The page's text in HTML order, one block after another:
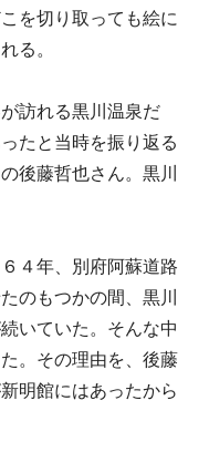
を切り取っても絵に
る。
訪れる黒川温泉だ
たと当時を振り返る
後藤哲也さん。黒川
４年、別府阿蘇道路
のもつかの間、黒川
いていた。そんな中
。その理由を、後藤
明館にはあったから